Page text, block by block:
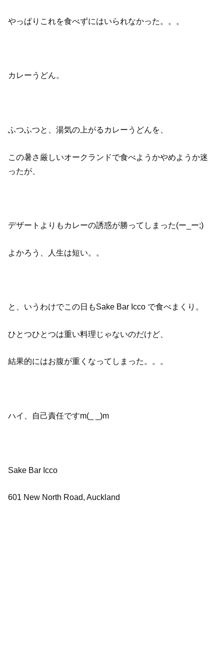
やっぱりこれを食べずにはいられなかった。。。
カレーうどん。
ふつふつと、湯気の上がるカレーうどんを、
この暑さ厳しいオークランドで食べようかやめようか迷
ったが、
デザートよりもカレーの誘惑が勝ってしまった(ー_ー;)
よかろう、人生は短い。。
と、いうわけでこの日もSake Bar Icco で食べまくり。
ひとつひとつは重い料理じゃないのだけど、
結果的にはお腹が重くなってしまった。。。
ハイ、自己責任ですm(_ _)m
Sake Bar Icco
601 New North Road, Auckland